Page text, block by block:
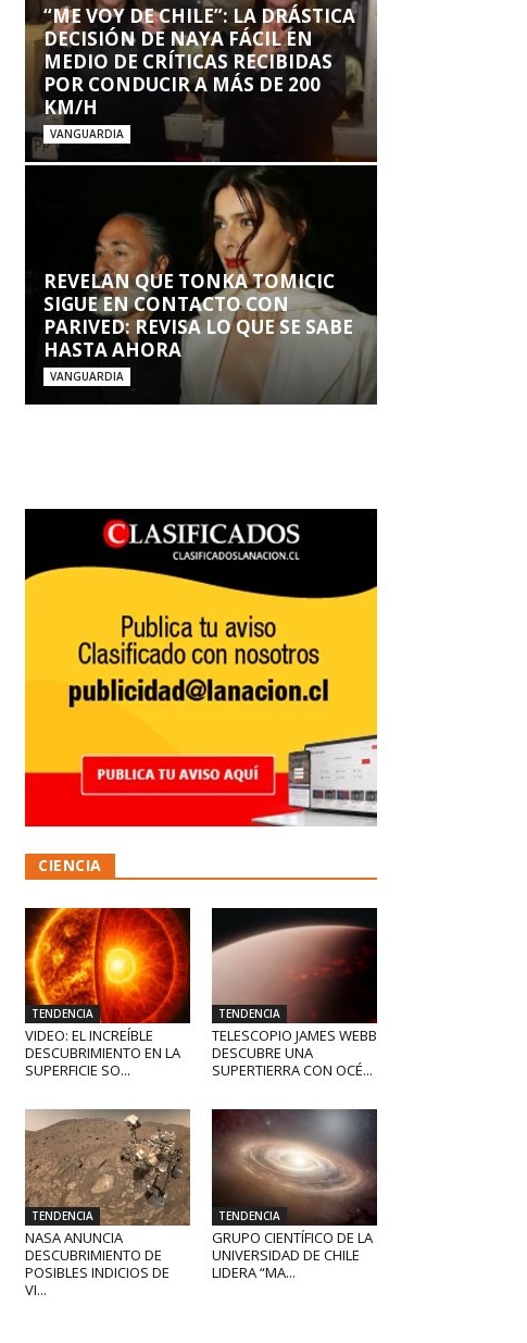
“ME VOY DE CHILE”: LA DRÁSTICA
DECISIÓN DE NAYA FÁCIL EN
MEDIO DE CRÍTICAS RECIBIDAS
POR CONDUCIR A MÁS DE 200
KM/H
VANGUARDIA
REVELAN QUE TONKA TOMICIC
SIGUE EN CONTACTO CON
PARIVED: REVISA LO QUE SE SABE
HASTA AHORA
VANGUARDIA
CIENCIA
TENDENCIA
VIDEO: EL INCREÍBLE
DESCUBRIMIENTO EN LA
SUPERFICIE SO...
TENDENCIA
TELESCOPIO JAMES WEBB
DESCUBRE UNA
SUPERTIERRA CON OCÉ...
TENDENCIA
NASA ANUNCIA
DESCUBRIMIENTO DE
POSIBLES INDICIOS DE
VI...
TENDENCIA
GRUPO CIENTÍFICO DE LA
UNIVERSIDAD DE CHILE
LIDERA “MA...